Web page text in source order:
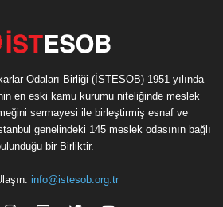
Odaları Birliği (İSTESOB) 1951 yılında
en eski kamu kurumu niteliğinde meslek
sermayesi ile birleştirmiş esnaf ve
genelindeki 145 meslek odasının bağlı
bir Birliktir.
info@istesob.org.tr